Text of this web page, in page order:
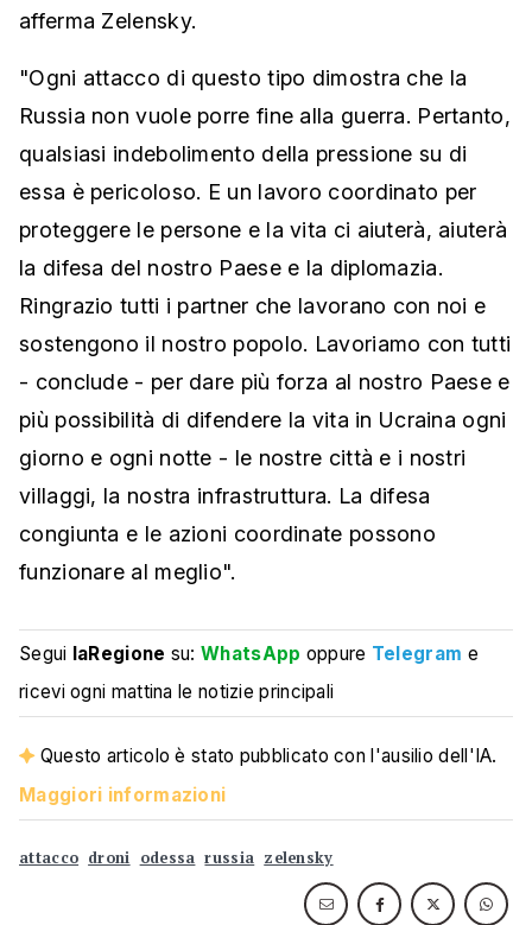
afferma Zelensky.
"Ogni attacco di questo tipo dimostra che la
Russia non vuole porre fine alla guerra. Pertanto,
qualsiasi indebolimento della pressione su di
essa è pericoloso. E un lavoro coordinato per
proteggere le persone e la vita ci aiuterà, aiuterà
la difesa del nostro Paese e la diplomazia.
Ringrazio tutti i partner che lavorano con noi e
sostengono il nostro popolo. Lavoriamo con tutti
- conclude - per dare più forza al nostro Paese e
più possibilità di difendere la vita in Ucraina ogni
giorno e ogni notte - le nostre città e i nostri
villaggi, la nostra infrastruttura. La difesa
congiunta e le azioni coordinate possono
funzionare al meglio".
Segui laRegione su:WhatsApp oppure Telegram e
ricevi ogni mattina le notizie principali
Questo articolo è stato pubblicato con l'ausilio dell'IA.
Maggiori informazioni
attacco droni odessa russia zelensky